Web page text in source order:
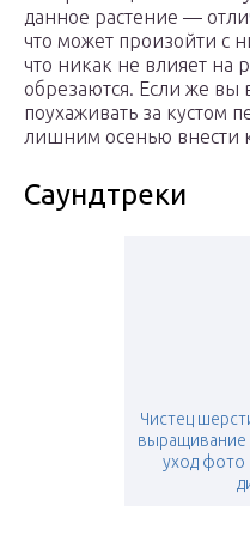
данное растение —
что может произойти с
что никак не влияет на
обрезаются. Если же вы
поухаживать за кустом
лишним осенью внести
Саундтреки
Чистец
выращивание
уход